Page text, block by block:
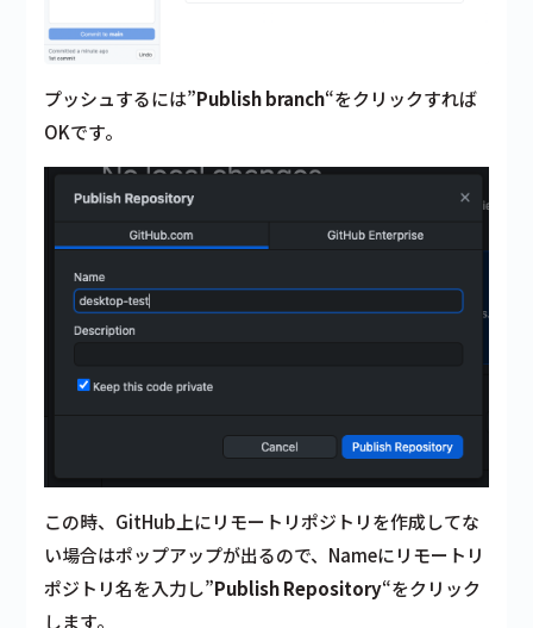
プッシュするには”Publish branch“をクリックすれば
OKです。
この時、GitHub上にリモートリポジトリを作成してな
い場合はポップアップが出るので、Nameにリモートリ
ポジトリ名を入力し”Publish Repository“をクリック
します。